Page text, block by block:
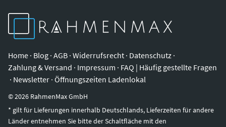
Home · Blog · AGB · Widerrufsrecht · Datenschutz ·
Zahlung & Versand · Impressum · FAQ | Häufig gestellte Fragen
· Newsletter · Öffnungszeiten Ladenlokal
©2026 RahmenMax GmbH
* gilt für Lieferungen innerhalb Deutschlands, Lieferzeiten für andere
Länder entnehmen Sie bitte der Schaltfläche mit den